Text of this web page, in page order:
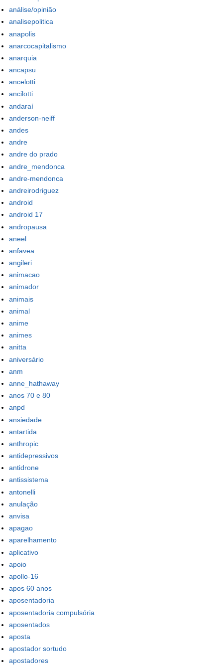
análise/opinião
analisepolitica
anapolis
anarcocapitalismo
anarquia
ancapsu
ancelotti
ancilotti
andaraí
anderson-neiff
andes
andre
andre do prado
andre_mendonca
andre-mendonca
andreirodriguez
android
android 17
andropausa
aneel
anfavea
angileri
animacao
animador
animais
animal
anime
animes
anitta
aniversário
anm
anne_hathaway
anos 70 e 80
anpd
ansiedade
antartida
anthropic
antidepressivos
antidrone
antissistema
antonelli
anulação
anvisa
apagao
aparelhamento
aplicativo
apoio
apollo-16
apos 60 anos
aposentadoria
aposentadoria compulsória
aposentados
aposta
apostador sortudo
apostadores